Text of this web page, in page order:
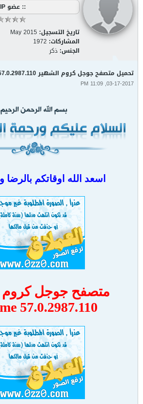
:: عضو VIP ::
تاريخ التسجيل: May 2015
المشاركات: 1972
الجنس: ذكر
تحميل متصفح جوجل كروم الشهير Google Chrome 57.0.2987.110
03-17-2017, 11:09 PM
اسعد الله اوقاتكم
57.0.2987.110